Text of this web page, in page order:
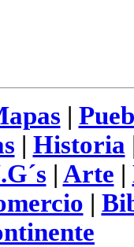
|
| Historia
| Arte |
|